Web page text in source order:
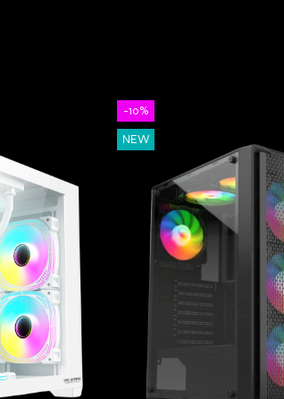
-10%
NEW